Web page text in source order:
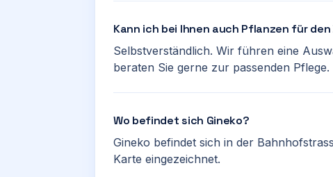
Kann ich bei Ihnen auch Pflanzen für
Selbstverständlich. Wir führen eine
beraten Sie gerne zur passenden Pflege.
Wo befindet sich Gineko?
Gineko befindet sich in der
Karte eingezeichnet.